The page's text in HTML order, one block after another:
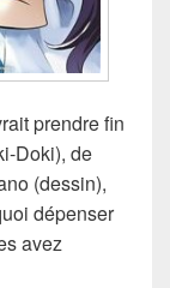
prendre fin
Doki), de
(dessin),
dépenser
avez
Eminence in